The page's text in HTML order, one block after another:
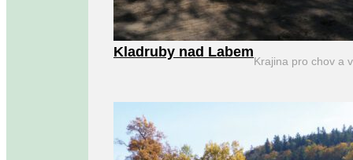
Kladruby nad Labem
Krajina pro chov a